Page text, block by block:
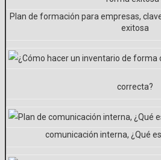
Plan de formación para empresas,
exitosa
correcta?
comunicación interna, ¿Qué